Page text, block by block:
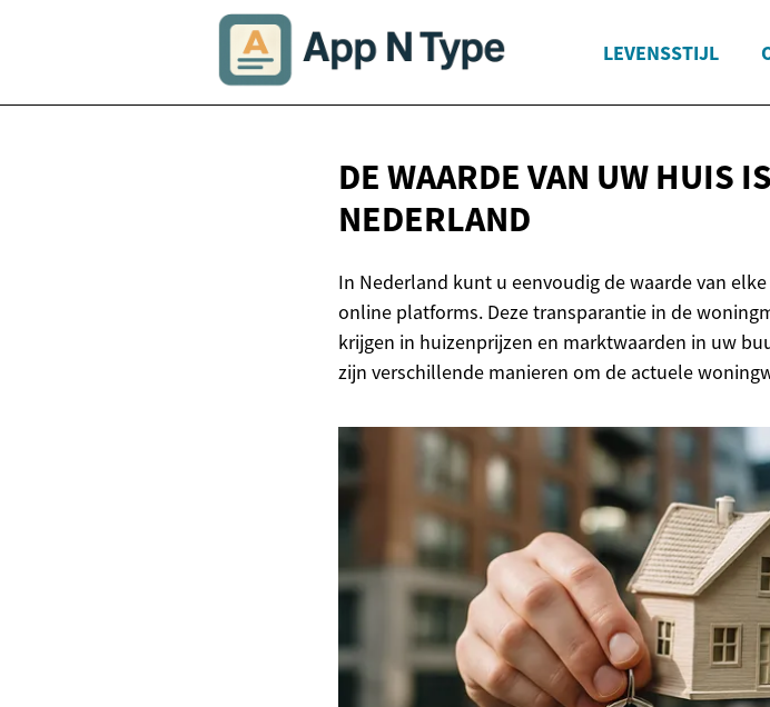
LEVENSSTIJL
DE WAARDE VAN UW HUIS
NEDERLAND
In Nederland kunt u eenvoudig de waarde van
online platforms. Deze transparantie in de
krijgen in huizenprijzen en marktwaarden in uw
zijn verschillende manieren om de actuele